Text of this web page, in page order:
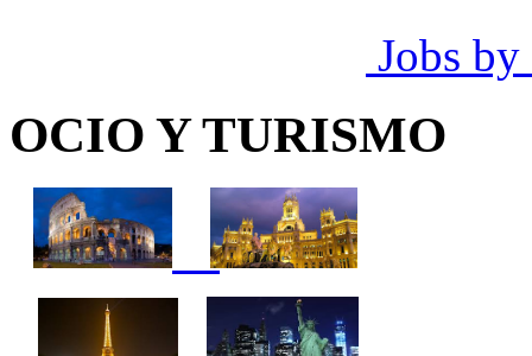
Jobs by
OCIO Y TURISMO